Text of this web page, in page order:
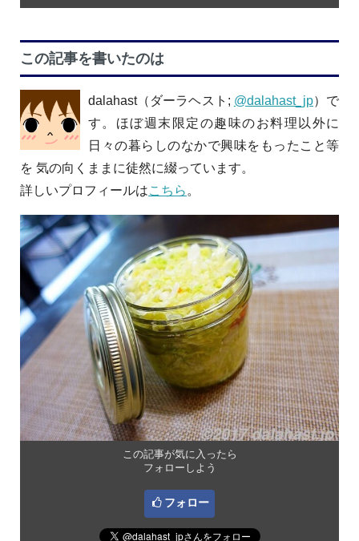
この記事を書いたのは
dalahast（ダーラヘスト; @dalahast_jp）で
す。ほぼ週末限定の趣味のお料理以外に
日々の暮らしのなかで興味をもったこと等
を 気の向くままに徒然に綴っています。
詳しいプロフィールはこちら 。
この記事が気に入ったら
フォローしよう
フォロー